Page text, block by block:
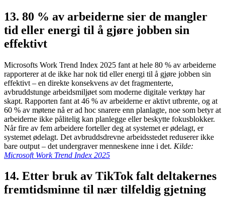
13. 80 % av arbeiderne sier de mangler
tid eller energi til å gjøre jobben sin
effektivt
Microsofts Work Trend Index 2025 fant at hele 80 % av arbeiderne
rapporterer at de ikke har nok tid eller energi til å gjøre jobben sin
effektivt – en direkte konsekvens av det fragmenterte,
avbruddstunge arbeidsmiljøet som moderne digitale verktøy har
skapt. Rapporten fant at 46 % av arbeiderne er aktivt utbrente, og at
60 % av møtene nå er ad hoc snarere enn planlagte, noe som betyr at
arbeiderne ikke pålitelig kan planlegge eller beskytte fokusblokker.
Når fire av fem arbeidere forteller deg at systemet er ødelagt, er
systemet ødelagt. Det avbruddsdrevne arbeidsstedet reduserer ikke
bare output – det undergraver menneskene inne i det. Kilde:
Microsoft Work Trend Index 2025
14. Etter bruk av TikTok falt deltakernes
fremtidsminne til nær tilfeldig gjetning